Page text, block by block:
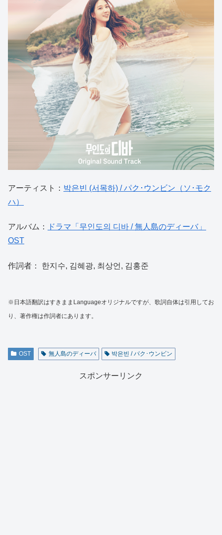
アーティスト： 박은빈 (서목하) / パク･ウンビン（ソ･モク
ハ）
アルバム：
ドラマ「무인도의 디바 / 無人島のディーバ」
OST
作詞者： 한지수, 김혜광, 최상언, 김홍준
※日本語翻訳はすきままLanguageオリジナルですが、歌詞自体は引用してお
り、著作権は作詞者にあります。
OST 無人島のディーバ 박은빈 / パク･ウンビン
スポンサーリンク